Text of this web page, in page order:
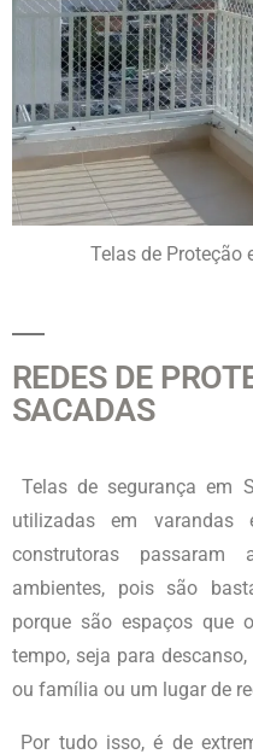
Telas de Proteção
REDES DE
SACADAS
Telas de segurançaem
utilizadas em
construtoras
ambientes, pois são
porque são espaços que
tempo, seja para
ou família ou um lugar de
Por tudo isso, é de